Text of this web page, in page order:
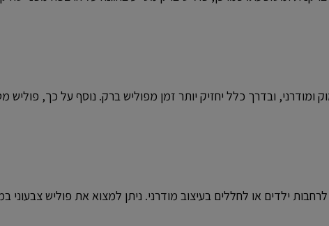
ובדרך כלל יחזיק יותר זמן מפוליש ברק. נוסף על כך, פוליש
ילדים או לחללים בעיצוב מודרני. ניתן למצוא את פוליש צבעוני